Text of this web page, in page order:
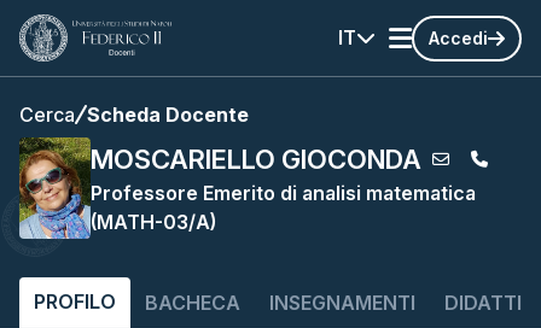
IT Accedi
Cerca Scheda Docente
MOSCARIELLO GIOCONDA
Professore Emerito di analisi matematica
(MATH-03/A)
PROFILO BACHECA INSEGNAMENTI